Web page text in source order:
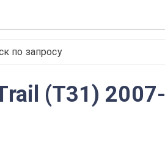
по запросу
(T31) 2007-